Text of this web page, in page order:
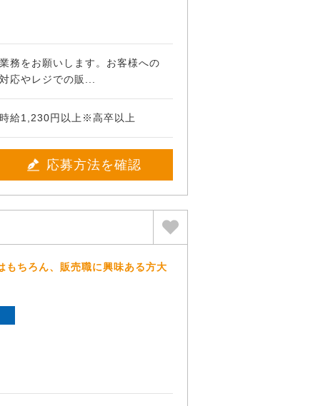
務をお願いします。お客様への
応やレジでの販...
時給1,230円以上※高卒以上
応募方法を確認
もちろん、販売職に興味ある方大